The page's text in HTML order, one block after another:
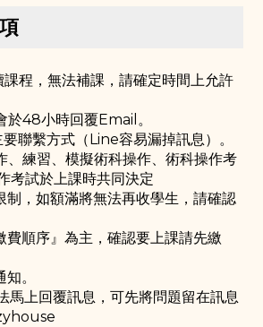
課程，無法補課，請確定時間上允許
於48小時回覆Email。
聯繫方式（Line容易漏掉訊息）。
、練習、模擬術科操作、術科操作考
考試於上課時共同決定
制，如額滿將無法再收學生，請確認
費順序』為主，確認要上課請先繳
。
馬上回覆訊息，可先將問題留在訊息